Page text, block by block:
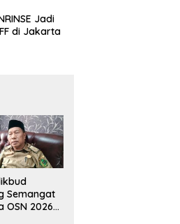
Jadi
di Jakarta
Semangat
OSN 2026